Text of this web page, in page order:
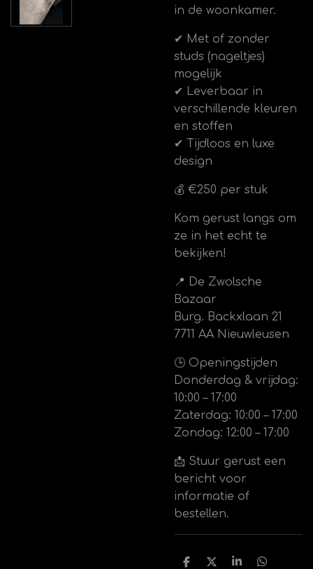
in de woonkamer.
✔ Met of zonder
studs (nageltjes)
mogelijk
✔ Leverbaar in
verschillende kleuren
en stoffen
✔ Tijdloos en luxe
design
💰 €250 per stuk
Kom gerust langs om
ze in het echt te
bekijken!
📍 De Zwolsche
Bazaar
Burg. Backxlaan 21
7711 AA Nieuwleusen
🕒 Openingstijden
Donderdag & vrijdag:
10:00 – 17:00
Zaterdag: 10:00 – 17:00
Zondag: 12:00 – 17:00
📩 Stuur gerust een
bericht voor
informatie of
bestellen.
D D S D